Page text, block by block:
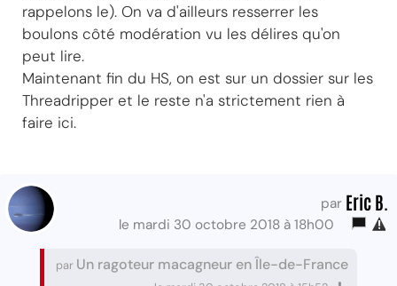
rappelons le). On va d'ailleurs resserrer les
boulons côté modération vu les délires qu'on
peut lire.
Maintenant fin du HS, on est sur un dossier sur les
Threadripper et le reste n'a strictement rien à
faire ici.
par Eric B.
le mardi 30 octobre 2018 à 18h00
par Un ragoteur macagneur en Île-de-France